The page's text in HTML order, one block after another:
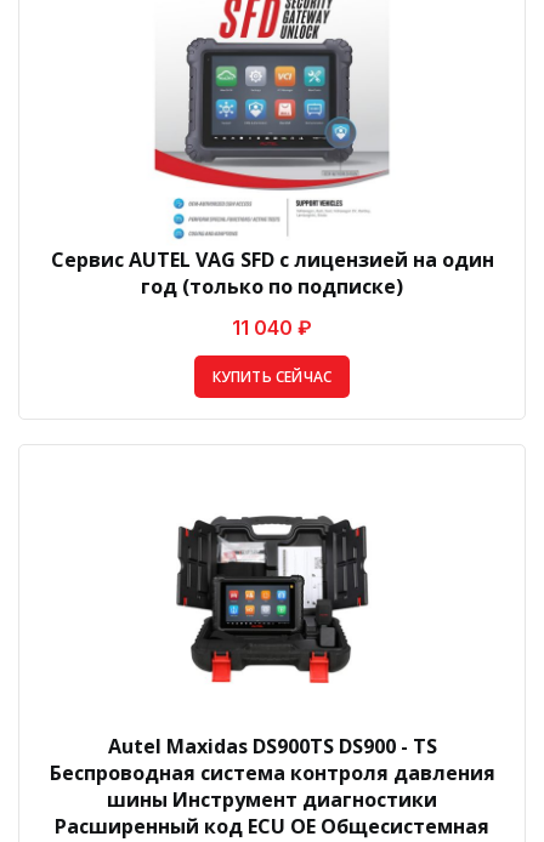
Сервис AUTEL VAG SFD с лицензией на один
год (только по подписке)
11 040 ₽
КУПИТЬ СЕЙЧАС
Autel Maxidas DS900TS DS900 - TS
Беспроводная система контроля давления
шины Инструмент диагностики
Расширенный код ECU OE Общесистемная